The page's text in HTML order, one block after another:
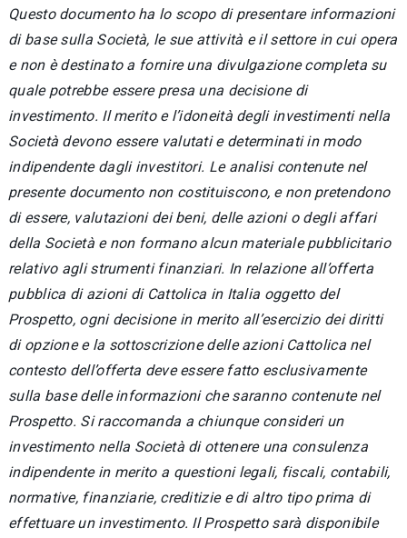
Questo documento ha lo scopo di presentare informazioni
di base sulla Società, le sue attività e il settore in cui opera
e non è destinato a fornire una divulgazione completa su
quale potrebbe essere presa una decisione di
investimento. Il merito e l’idoneità degli investimenti nella
Società devono essere valutati e determinati in modo
indipendente dagli investitori. Le analisi contenute nel
presente documento non costituiscono, e non pretendono
di essere, valutazioni dei beni, delle azioni o degli affari
della Società e non formano alcun materiale pubblicitario
relativo agli strumenti finanziari. In relazione all’offerta
pubblica di azioni di Cattolica in Italia oggetto del
Prospetto, ogni decisione in merito all’esercizio dei diritti
di opzione e la sottoscrizione delle azioni Cattolica nel
contesto dell’offerta deve essere fatto esclusivamente
sulla base delle informazioni che saranno contenute nel
Prospetto. Si raccomanda a chiunque consideri un
investimento nella Società di ottenere una consulenza
indipendente in merito a questioni legali, fiscali, contabili,
normative, finanziarie, creditizie e di altro tipo prima di
effettuare un investimento. Il Prospetto sarà disponibile